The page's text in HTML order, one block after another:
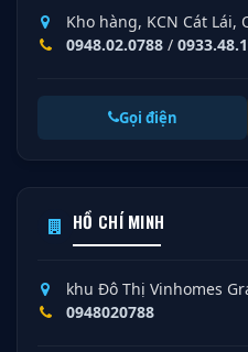
Kho hàng, KCN Cát
0948.02.0788 /
Gọi điện
HỒ CHÍ MINH
khu Đô Thị Vinhomes
0948020788